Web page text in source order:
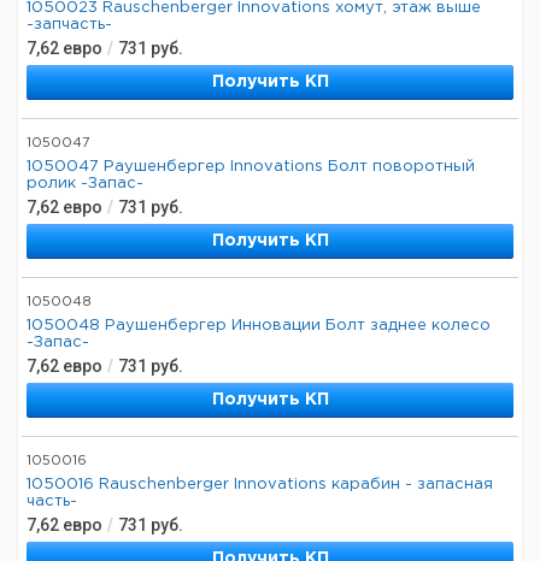
1050023 Rauschenberger Innovations хомут, этаж выше
-запчасть-
7,62 евро / 731 руб.
Получить КП
1050047
1050047 Раушенбергер Innovations Болт поворотный
ролик -Запас-
7,62 евро / 731 руб.
Получить КП
1050048
1050048 Раушенбергер Инновации Болт заднее колесо
-Запас-
7,62 евро / 731 руб.
Получить КП
1050016
1050016 Rauschenberger Innovations карабин - запасная
часть-
7,62 евро / 731 руб.